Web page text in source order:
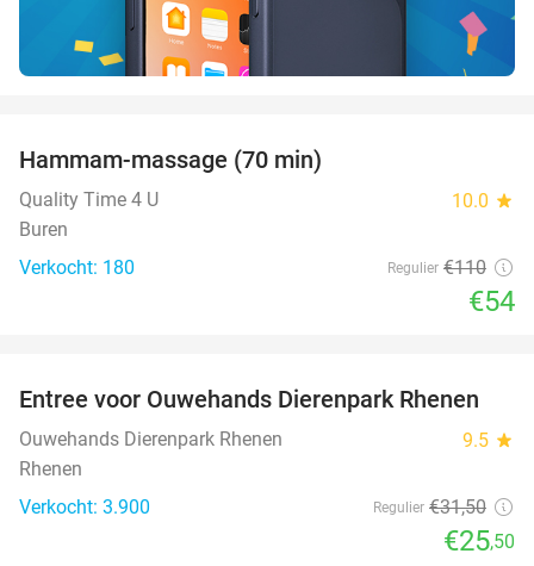
OUT
Hammam-massage (70 min)
Quality Time 4 U 10.0 star
Buren
Verkocht: 180
Regulier €110
€54
19%
Entree voor Ouwehands Dierenpark Rhenen
Ouwehands Dierenpark Rhenen 9.5 star
Rhenen
Verkocht: 3.900
Regulier €31,50
€25,50